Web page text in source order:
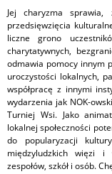
Jej charyzma
przedsięwzięcia
liczne grono
charytatywnych,
odmawia pomocy innym
uroczystości lokalnych,
współpracę z innymi
wydarzenia jak NOK-
Turniej Wsi. Jako
lokalnej społeczności
do popularyzacji
międzyludzkich więzi i
zespołów, szkół i osób.